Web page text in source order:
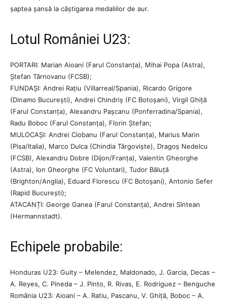
șaptea șansă la câștigarea medaliilor de aur.
Lotul României U23:
PORTARI: Marian Aioani (Farul Constanța), Mihai Popa (Astra),
Ștefan Târnovanu (FCSB);
FUNDAȘI: Andrei Rațiu (Villarreal/Spania), Ricardo Grigore
(Dinamo București), Andrei Chindriș (FC Botoșani), Virgil Ghiță
(Farul Constanța), Alexandru Pașcanu (Ponferradina/Spania),
Radu Boboc (Farul Constanța), Florin Ștefan;
MIJLOCAȘI: Andrei Ciobanu (Farul Constanța), Marius Marin
(Pisa/Italia), Marco Dulca (Chindia Târgoviște), Dragoș Nedelcu
(FCSB), Alexandru Dobre (Dijon/Franța), Valentin Gheorghe
(Astra), Ion Gheorghe (FC Voluntari), Tudor Băluță
(Brighton/Anglia), Eduard Florescu (FC Botoșani), Antonio Sefer
(Rapid București);
ATACANȚI: George Ganea (Farul Constanța), Andrei Sîntean
(Hermannstadt).
Echipele probabile:
Honduras U23: Guity – Melendez, Maldonado, J. Garcia, Decas –
A. Reyes, C. Pineda – J. Pinto, R. Rivas, E. Rodriguez – Benguche
România U23: Aioani – A. Ratiu, Pascanu, V. Ghiță, Boboc – A.